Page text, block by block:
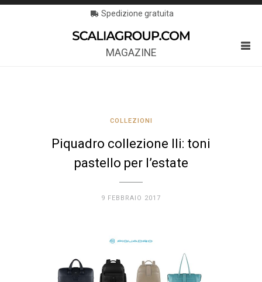
Spedizione gratuita
MAGAZINE
COLLEZIONI
Piquadro collezione Ili: toni
pastello per l’estate
9 FEBBRAIO 2017